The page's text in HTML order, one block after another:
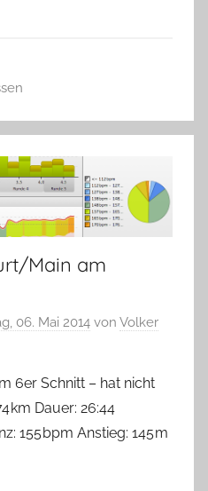
Main am
06. Mai 2014 von Volker
6er Schnitt – hat nicht
km Dauer: 26:44
155 bpm Anstieg: 145 m